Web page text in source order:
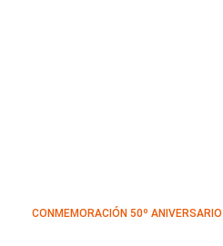
CONMEMORACIÓN 50º ANIVERSARIO